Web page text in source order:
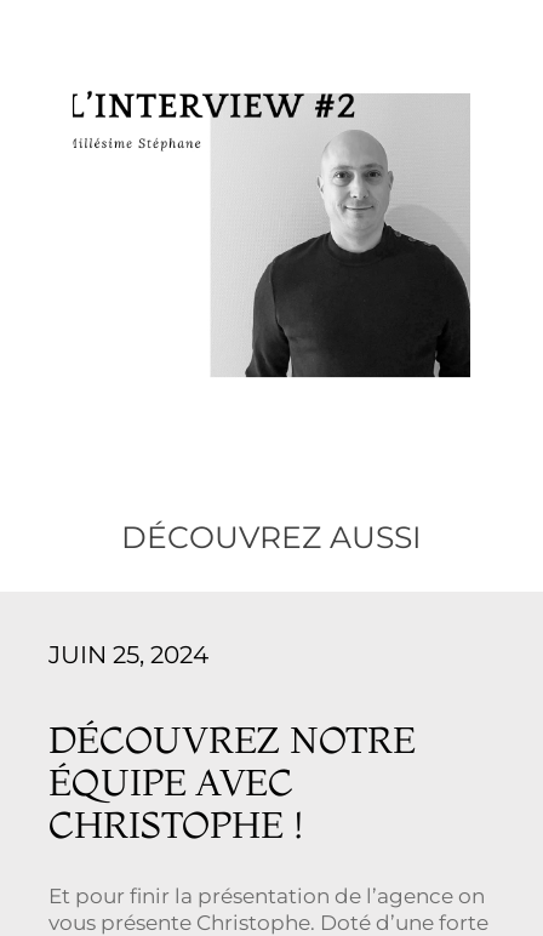
DÉCOUVREZ AUSSI
JUIN 25, 2024
DÉCOUVREZ NOTRE
ÉQUIPE AVEC
CHRISTOPHE !
Et pour finir la présentation de l’agence on
vous présente Christophe. Doté d’une forte